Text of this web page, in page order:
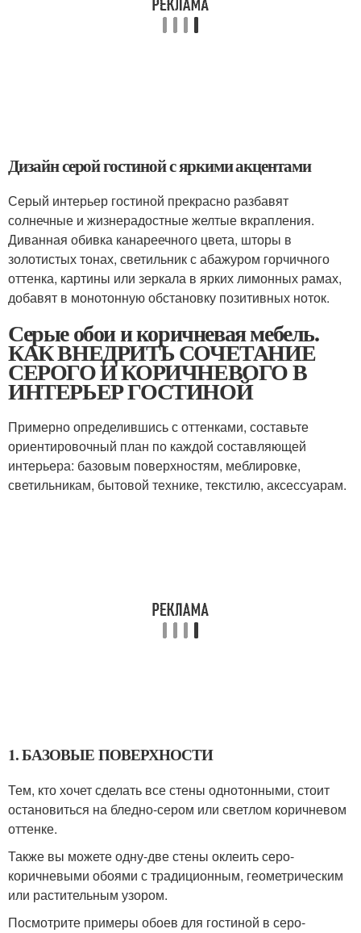
Дизайн серой гостиной с яркими акцентами
Серый интерьер гостиной прекрасно разбавят
солнечные и жизнерадостные желтые вкрапления.
Диванная обивка канареечного цвета, шторы в
золотистых тонах, светильник с абажуром горчичного
оттенка, картины или зеркала в ярких лимонных рамах,
добавят в монотонную обстановку позитивных ноток.
Серые обои и коричневая мебель.
КАК ВНЕДРИТЬ СОЧЕТАНИЕ
СЕРОГО И КОРИЧНЕВОГО В
ИНТЕРЬЕР ГОСТИНОЙ
Примерно определившись с оттенками, составьте
ориентировочный план по каждой составляющей
интерьера: базовым поверхностям, меблировке,
светильникам, бытовой технике, текстилю, аксессуарам.
1. БАЗОВЫЕ ПОВЕРХНОСТИ
Тем, кто хочет сделать все стены однотонными, стоит
остановиться на бледно-сером или светлом коричневом
оттенке.
Также вы можете одну-две стены оклеить серо-
коричневыми обоями с традиционным, геометрическим
или растительным узором.
Посмотрите примеры обоев для гостиной в серо-